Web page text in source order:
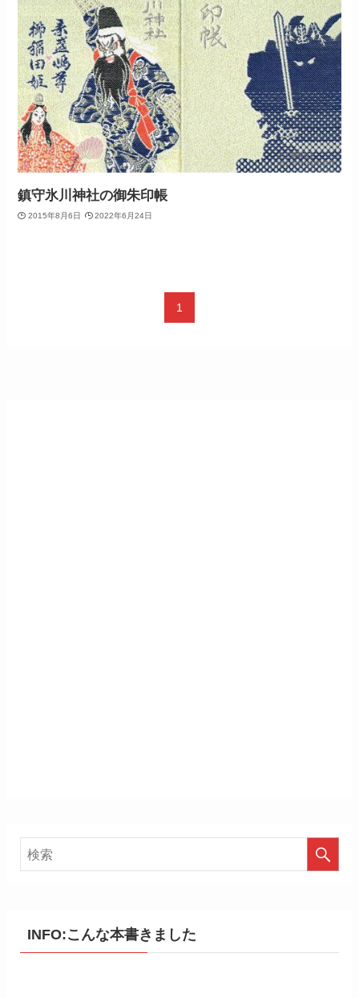
鎮守氷川神社の御朱印帳
2015年8月6日 2022年6月24日
1
INFO:こんな本書きました